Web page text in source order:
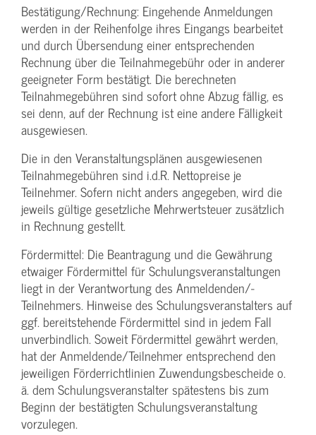
Bestätigung­/Rechnung: Eingehende Anmeldungen
werden in der Reihenfolge ihres Eingangs bearbeitet
und durch Übersendung einer entsprechenden
Rechnung über die Teilnahmegebühr oder in anderer
geeigneter Form bestätigt. Die berechneten
Teilnahmegebühren sind sofort ohne Abzug fällig, es
sei denn, auf der Rechnung ist eine andere Fälligkeit
ausgewiesen.
Die in den Veranstaltungsplänen ausgewiesenen
Teilnahmegebühren sind i.d.R. Nettopreise je
Teilnehmer. Sofern nicht anders angegeben, wird die
jeweils gültige gesetzliche Mehrwertsteuer zusätzlich
in Rechnung gestellt.
Fördermittel: Die Beantragung und die Gewährung
etwaiger Fördermittel für Schulungs­veranstaltungen
liegt in der Verantwortung des Anmeldenden/­
Teilnehmers. Hinweise des Schulungs­veranstalters auf
ggf. bereitstehende Fördermittel sind in jedem Fall
unverbindlich. Soweit Fördermittel gewährt werden,
hat der Anmeldende/­Teilnehmer entsprechend den
jeweiligen Förderrichtlinien Zuwendungs­bescheide o.
ä. dem Schulungs­veranstalter spätestens bis zum
Beginn der bestätigten Schulungs­veranstaltung
vorzulegen.